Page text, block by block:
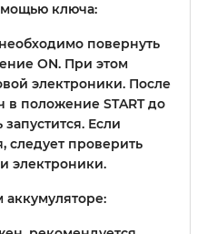
ключа:
повернуть
ON. При этом
электроники. После
в положение START до
Если
следует проверить
электроники.